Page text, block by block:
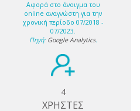
Αφορά στο άνοιγμα του
online αναγνώστη για την
χρονική περίοδο 07/2018 -
07/2023.
Πηγή: Google Analytics.
4
ΧΡΗΣΤΕΣ